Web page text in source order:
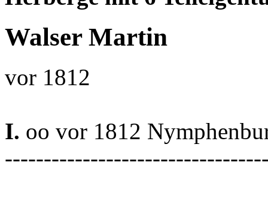
Walser Martin
vor 1812
I. oo vor 1812